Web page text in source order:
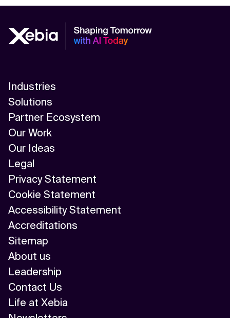
Industries
Solutions
Partner Ecosystem
Our Work
Our Ideas
Legal
Privacy Statement
Cookie Statement
Accessibility Statement
Accreditations
Sitemap
About us
Leadership
Contact Us
Life at Xebia